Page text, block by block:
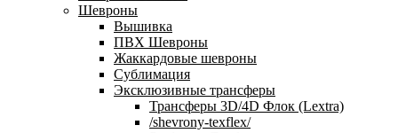
Шевроны
Вышивка
ПВХ Шевроны
Жаккардовые шевроны
Сублимация
Эксклюзивные трансферы
Трансферы 3D/4D Флок (Lextra)
/shevrony-texflex/